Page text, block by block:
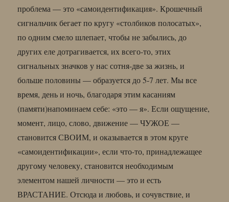
проблема — это «самоидентификация». Крошечный
сигнальчик бегает по кругу «столбиков полосатых»,
по одним смело шлепает, чтобы не забылись, до
других еле дотрагивается, их всего-то, этих
сигнальных значков у нас сотня-две за жизнь, и
больше половины — образуется до 5-7 лет. Мы все
время, день и ночь, благодаря этим касаниям
(памяти)напоминаем себе: «это — я». Если ощущение,
момент, лицо, слово, движение — ЧУЖОЕ —
становится СВОИМ, и оказывается в этом круге
«самоидентификации», если что-то, принадлежащее
другому человеку, становится необходимым
элементом нашей личности — это и есть
ВРАСТАНИЕ. Отсюда и любовь, и сочувствие, и